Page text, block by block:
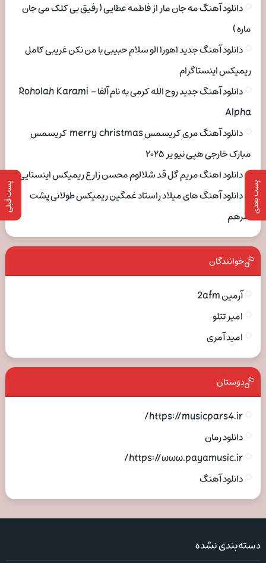
پست بعدی پست قبلی
دانلود آهنگ مه جان مار از فاطمه عطایی ( رفیق بی کلک می جان
ماره )
دانلود آهنگ جدید اهورا الو سلام حبیبی با من نکن غریبی کامل
ریمیکس اینستاگرام
دانلود آهنگ جدید روح الله کرمی به نام آلفا Roholah Karami –
Alpha
دانلود آهنگ مری کریسمس merry christmas کریسمس
مبارک خارجی هپی نیو یر ۲۰۲۵
دانلود اهنگ مریم گل قد شلالوم محسن زارع ریمیکس اینستایی
دانلود آهنگ های میلاد راستاد غمگین ریمیکس طولانی پشت
سرهم
خوانندگان
آرمین 2afm
امیر تتلو
امید آمری
دوستان
https://musicpars4.ir/
دانلود رمان
https://www.payamusic.ir/
دانلود آهنگ
دسته‌بندی نشده